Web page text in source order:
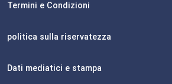
Termini e Condizioni
politica sulla riservatezza
Dati mediatici e stampa